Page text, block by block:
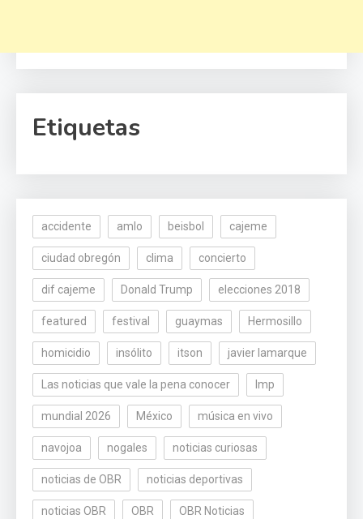
Etiquetas
accidente amlo beisbol cajeme
ciudad obregón clima concierto
dif cajeme Donald Trump elecciones 2018
featured festival guaymas Hermosillo
homicidio insólito itson javier lamarque
Las noticias que vale la pena conocer lmp
mundial 2026 México música en vivo
navojoa nogales noticias curiosas
noticias de OBR noticias deportivas
noticias OBR OBR OBR Noticias